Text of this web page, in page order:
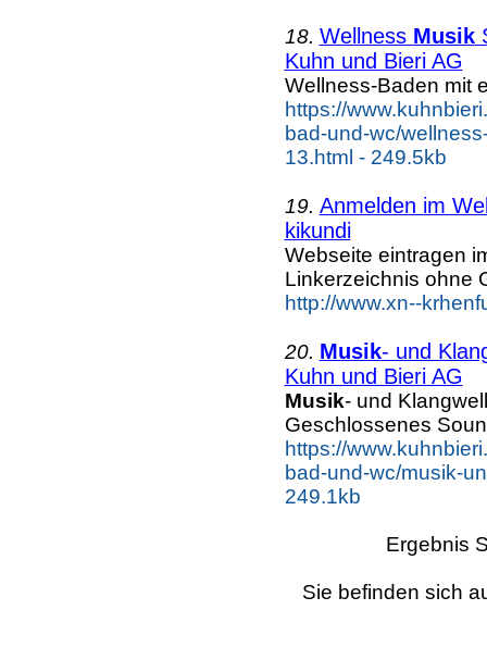
18. Wellness Musik
Kuhn und Bieri AG
Wellness-Baden mit
https://
bad-und-wc/
13.html - 249.5kb
19. Anmelden im
kikundi
Webseite eintragen
Linkerzeichnis ohne
http://www.xn--
20. Musik- und
Kuhn und Bieri AG
Musik- und
Geschlossenes
https://
bad-und-wc/musik-
249.1kb
Ergebnis
Sie befinden sich